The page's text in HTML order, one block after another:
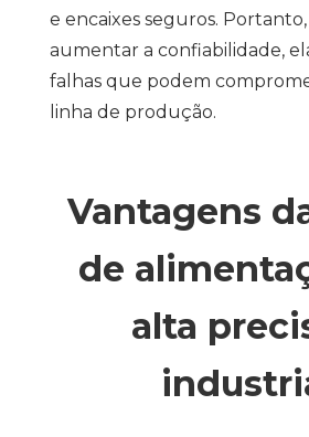
e encaixes seguros.
aumentar a confiabilidade,
falhas que podem
linha de produção.
Vantagens
de
alta